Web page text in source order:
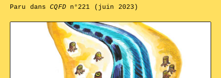
Paru dansCQFDn°221 (juin 2023)